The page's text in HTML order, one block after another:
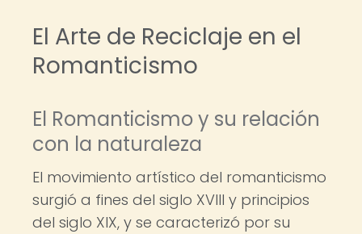
El Arte de Reciclaje en el
Romanticismo
El Romanticismo y su relación
con la naturaleza
El movimiento artístico del romanticismo
surgió a fines del siglo XVIII y principios
del siglo XIX, y se caracterizó por su